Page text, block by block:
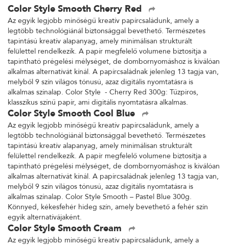
Color Style Smooth Cherry Red
Az egyik legjobb minőségű kreatív papírcsaládunk, amely a
legtöbb technológiánál biztonsággal bevethető. Természetes
tapintású kreatív alapanyag, amely minimálisan strukturált
felülettel rendelkezik. A papír megfelelő volumene biztosítja a
tapintható prégelési mélységet, de dombornyomáshoz is kiválóan
alkalmas alternatívát kínál. A papírcsaládnak jelenleg 13 tagja van,
melyből 9 szín világos tónusú, azaz digitális nyomtatásra is
alkalmas színalap. Color Style - Cherry Red 300g: Tűzpiros,
klasszikus színű papír, ami digitális nyomtatásra alkalmas.
Color Style Smooth Cool Blue
Az egyik legjobb minőségű kreatív papírcsaládunk, amely a
legtöbb technológiánál biztonsággal bevethető. Természetes
tapintású kreatív alapanyag, amely minimálisan strukturált
felülettel rendelkezik. A papír megfelelő volumene biztosítja a
tapintható prégelési mélységet, de dombornyomáshoz is kiválóan
alkalmas alternatívát kínál. A papírcsaládnak jelenleg 13 tagja van,
melyből 9 szín világos tónusú, azaz digitális nyomtatásra is
alkalmas színalap. Color Style Smooth – Pastel Blue 300g.
Könnyed, kékesfehér hideg szín, amely bevethető a fehér szín
egyik alternatívájaként.
Color Style Smooth Cream
Az egyik legjobb minőségű kreatív papírcsaládunk, amely a